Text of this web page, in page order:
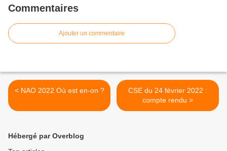
Commentaires
Ajouter un commentaire
< NAO 2022 Où est en-on ?
CSE du 24 février 2022 :
compte rendu >
Hébergé par Overblog